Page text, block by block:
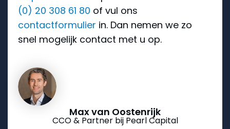
(0) 20 308 61 80 of vul ons
contactformulier in. Dan nemen we zo
snel mogelijk contact met u op.
Max van Oostenrijk
CCO & Partner bij Pearl Capital